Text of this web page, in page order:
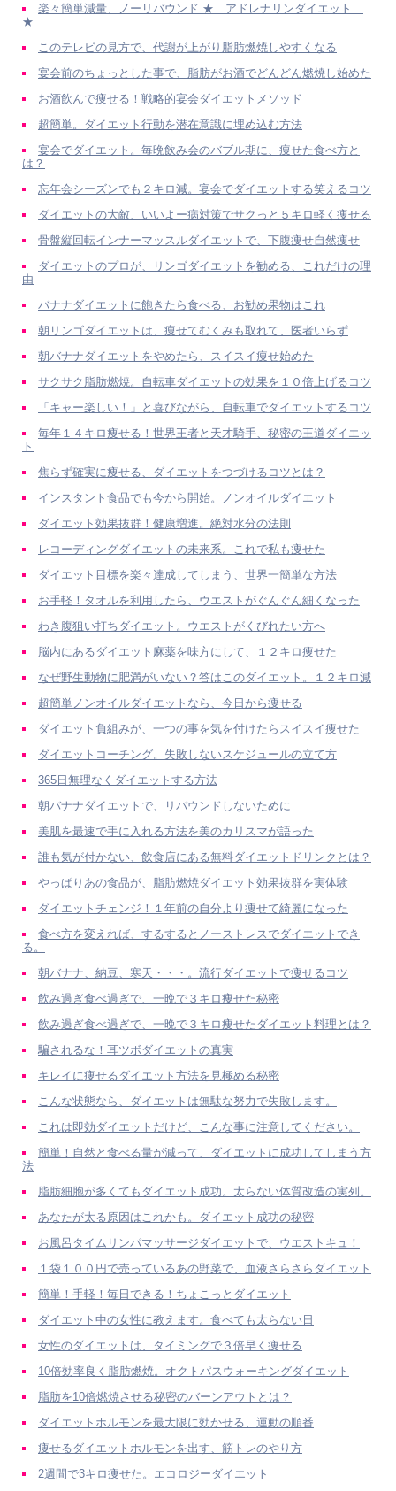
楽々簡単減量、ノーリバウンド ★ アドレナリンダイエット
★
このテレビの見方で、代謝が上がり脂肪燃焼しやすくなる
宴会前のちょっとした事で、脂肪がお酒でどんどん燃焼し始めた
お酒飲んで痩せる！戦略的宴会ダイエットメソッド
超簡単。ダイエット行動を潜在意識に埋め込む方法
宴会でダイエット。毎晩飲み会のバブル期に、痩せた食べ方と
は？
忘年会シーズンでも２キロ減。宴会でダイエットする笑えるコツ
ダイエットの大敵、いいよー病対策でサクっと５キロ軽く痩せる
骨盤縦回転インナーマッスルダイエットで、下腹痩せ自然痩せ
ダイエットのプロが、リンゴダイエットを勧める、これだけの理
由
バナナダイエットに飽きたら食べる、お勧め果物はこれ
朝リンゴダイエットは、痩せてむくみも取れて、医者いらず
朝バナナダイエットをやめたら、スイスイ痩せ始めた
サクサク脂肪燃焼。自転車ダイエットの効果を１０倍上げるコツ
「キャー楽しい！」と喜びながら、自転車でダイエットするコツ
毎年１４キロ痩せる！世界王者と天才騎手、秘密の王道ダイエッ
ト
焦らず確実に痩せる、ダイエットをつづけるコツとは？
インスタント食品でも今から開始。ノンオイルダイエット
ダイエット効果抜群！健康増進。絶対水分の法則
レコーディングダイエットの未来系。これで私も痩せた
ダイエット目標を楽々達成してしまう、世界一簡単な方法
お手軽！タオルを利用したら、ウエストがぐんぐん細くなった
わき腹狙い打ちダイエット。ウエストがくびれたい方へ
脳内にあるダイエット麻薬を味方にして、１２キロ痩せた
なぜ野生動物に肥満がいない？答はこのダイエット。１２キロ減
超簡単ノンオイルダイエットなら、今日から痩せる
ダイエット負組みが、一つの事を気を付けたらスイスイ痩せた
ダイエットコーチング。失敗しないスケジュールの立て方
365日無理なくダイエットする方法
朝バナナダイエットで、リバウンドしないために
美肌を最速で手に入れる方法を美のカリスマが語った
誰も気が付かない、飲食店にある無料ダイエットドリンクとは？
やっぱりあの食品が、脂肪燃焼ダイエット効果抜群を実体験
ダイエットチェンジ！１年前の自分より痩せて綺麗になった
食べ方を変えれば、するするとノーストレスでダイエットでき
る。
朝バナナ、納豆、寒天・・・。流行ダイエットで痩せるコツ
飲み過ぎ食べ過ぎで、一晩で３キロ痩せた秘密
飲み過ぎ食べ過ぎで、一晩で３キロ痩せたダイエット料理とは？
騙されるな！耳ツボダイエットの真実
キレイに痩せるダイエット方法を見極める秘密
こんな状態なら、ダイエットは無駄な努力で失敗します。
これは即効ダイエットだけど、こんな事に注意してください。
簡単！自然と食べる量が減って、ダイエットに成功してしまう方
法
脂肪細胞が多くてもダイエット成功。太らない体質改造の実列。
あなたが太る原因はこれかも。ダイエット成功の秘密
お風呂タイムリンパマッサージダイエットで、ウエストキュ！
１袋１００円で売っているあの野菜で、血液さらさらダイエット
簡単！手軽！毎日できる！ちょこっとダイエット
ダイエット中の女性に教えます。食べても太らない日
女性のダイエットは、タイミングで３倍早く痩せる
10倍効率良く脂肪燃焼。オクトパスウォーキングダイエット
脂肪を10倍燃焼させる秘密のバーンアウトとは？
ダイエットホルモンを最大限に効かせる、運動の順番
痩せるダイエットホルモンを出す、筋トレのやり方
2週間で3キロ痩せた。エコロジーダイエット